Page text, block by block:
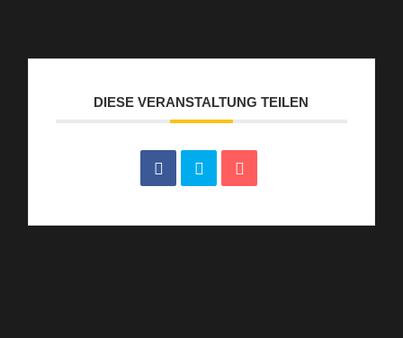
DIESE VERANSTALTUNG TEILEN